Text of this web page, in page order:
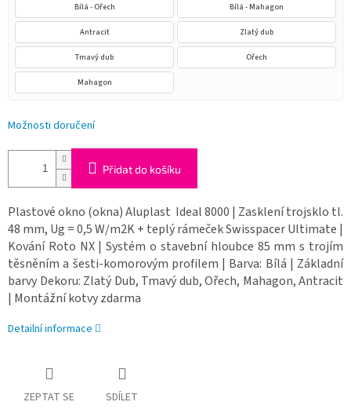
Bílá - Ořech Bílá - Mahagon
Antracit Zlatý dub
Tmavý dub Ořech
Mahagon
Možnosti doručení
Přidat do košíku
Plastové okno (okna) Aluplast Ideal 8000 | Zasklení trojsklo tl.
48 mm, Ug = 0,5 W/m2K + teplý rámeček Swisspacer Ultimate |
Kování Roto NX | Systém o stavební hloubce 85 mm s trojím
těsněním a šesti-komorovým profilem | Barva: Bílá | Základní
barvy Dekoru: Zlatý Dub, Tmavý dub, Ořech, Mahagon, Antracit
| Montážní kotvy zdarma
Detailní informace
ZEPTAT SE SDÍLET